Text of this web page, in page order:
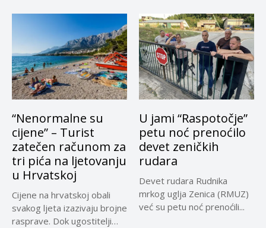
“Nenormalne su
cijene” – Turist
zatečen računom za
tri pića na ljetovanju
u Hrvatskoj
Cijene na hrvatskoj obali
svakog ljeta izazivaju brojne
rasprave. Dok ugostitelji
U jami “Raspotočje”
petu noć prenoćilo
devet zeničkih
rudara
Devet rudara Rudnika
mrkog uglja Zenica (RMUZ)
već su petu noć prenoćili...